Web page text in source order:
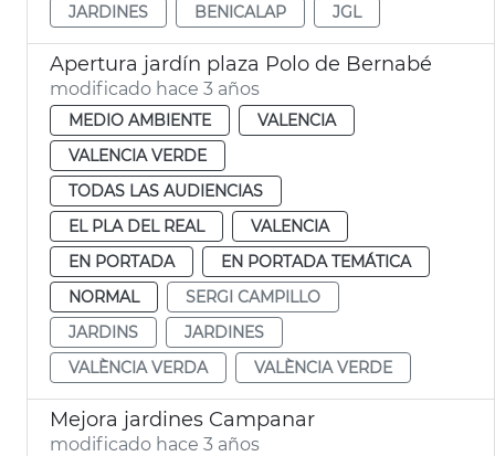
JARDINES
BENICALAP JGL
Apertura jardín plaza Polo de Bernabé
modificado hace 3 años
MEDIO AMBIENTE
VALENCIA
VALENCIA VERDE
TODAS LAS AUDIENCIAS
EL PLA DEL REAL
VALENCIA
EN PORTADA
EN PORTADA TEMÁTICA
NORMAL
SERGI CAMPILLO
JARDINS
JARDINES
VALÈNCIA VERDA
VALÈNCIA VERDE
Mejora jardines Campanar
modificado hace 3 años